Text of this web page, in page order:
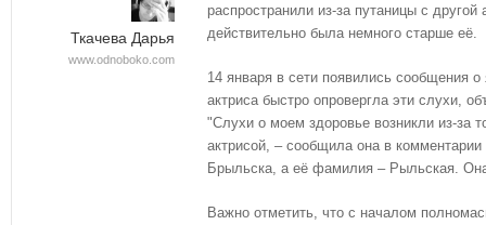
Ткачева Дарья
www.odnoboko.com
распространили из-за путаницы с
действительно была немного старше её.
14 января в сети появились сообщения
актриса быстро опровергла эти слухи,
"Слухи о моем здоровье возникли из-за
актрисой, – сообщила она в
Брыльска, а её фамилия – Рыльская.
Важно отметить, что с началом